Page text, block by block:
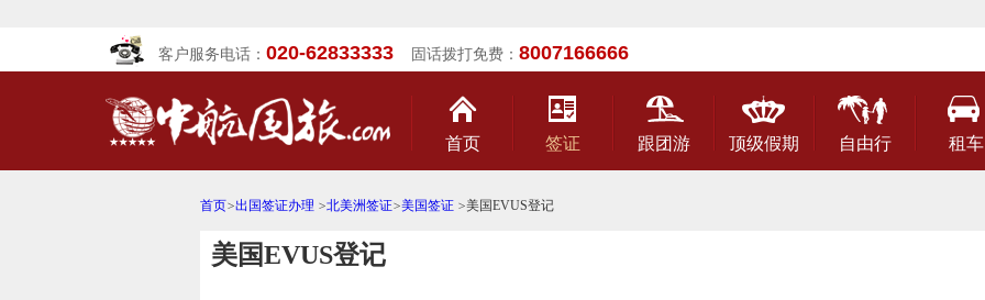
客户服务电话：020-62833333 固话拨打免费：8007166666
首页 签证 跟团游 顶级假期 自由行 租车
首页>出国签证办理 >北美洲签证>美国签证 >美国EVUS登记
美国EVUS登记